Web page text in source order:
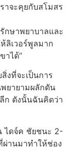
าจะคุยกับสโมสร
กษาพยาบาลและ
ลิเวอร์พูลมาก
าได้”
งที่จะเป็นการ
ยายามผลักดัน
ก ดังนั้นฉันคิดว่า
ไดจ์ค ชัยชนะ 2-
ผ่านมาทำให้ช่อง